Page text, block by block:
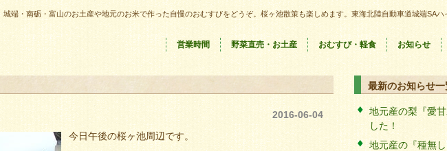
城端・南砺・富山のお土産や地元のお米で作った自慢のおむすびをどうぞ。桜ヶ池散策も楽しめます。東海北陸自動車道城端SAハ
営業時間 野菜直売・お土産 おむすび・軽食 お知らせ
2016-06-04
今日午後の桜ヶ池周辺です。
最新のお知らせ一
地元産の梨『愛
した！
地元産の『種無